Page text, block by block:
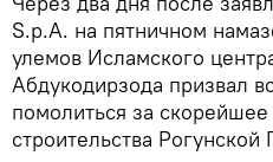
S.p.A. на пятничном
улемов Исламского
Абдукодирзода призвал
помолиться за
строительства Рогунской